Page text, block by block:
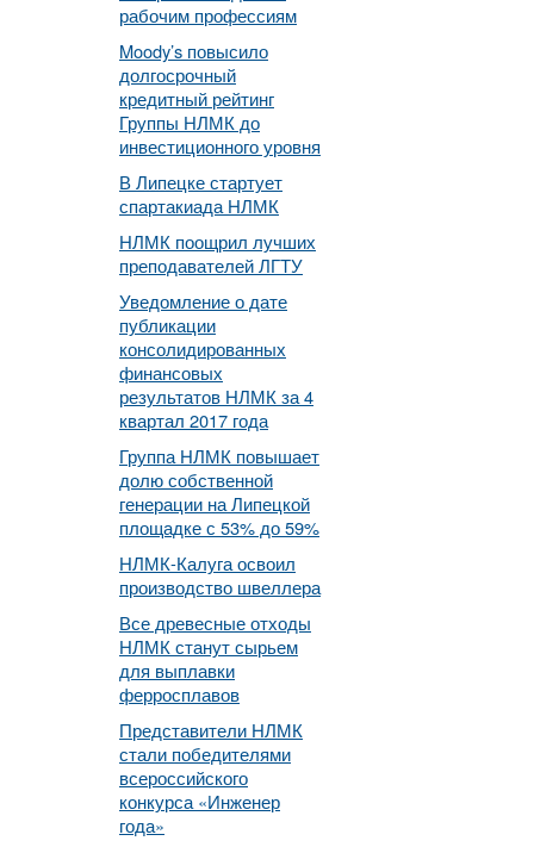
рабочим профессиям
Moody’s повысило
долгосрочный
кредитный рейтинг
Группы НЛМК до
инвестиционного уровня
В Липецке стартует
спартакиада НЛМК
НЛМК поощрил лучших
преподавателей ЛГТУ
Уведомление о дате
публикации
консолидированных
финансовых
результатов НЛМК за 4
квартал 2017 года
Группа НЛМК повышает
долю собственной
генерации на Липецкой
площадке с 53% до 59%
НЛМК-Калуга освоил
производство швеллера
Все древесные отходы
НЛМК станут сырьем
для выплавки
ферросплавов
Представители НЛМК
стали победителями
всероссийского
конкурса «Инженер
года»